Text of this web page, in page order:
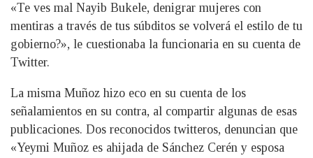
«Te ves mal Nayib Bukele, denigrar mujeres con
mentiras a través de tus súbditos se volverá el estilo de tu
gobierno?», le cuestionaba la funcionaria en su cuenta de
Twitter.
La misma Muñoz hizo eco en su cuenta de los
señalamientos en su contra, al compartir algunas de esas
publicaciones. Dos reconocidos twitteros, denuncian que
«Yeymi Muñoz es ahijada de Sánchez Cerén y esposa